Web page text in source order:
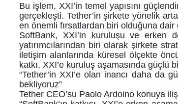
Bu işlem, XXI’in temel yapısını
gerçekleşti. Tether’in şirkete yönelik
en önemli fırsatlardan biri olduğuna dair
SoftBank, XXI’in kuruluşu ve erken
yatırımcılarından biri olarak şirkete
iletişim alanlarında küresel ölçekte
katkı, XXI’e kuruluş aşamasında güçlü
“Tether’in XXI’e olan inancı daha da
bekliyoruz”
Tether CEO’su Paolo Ardoino konuya